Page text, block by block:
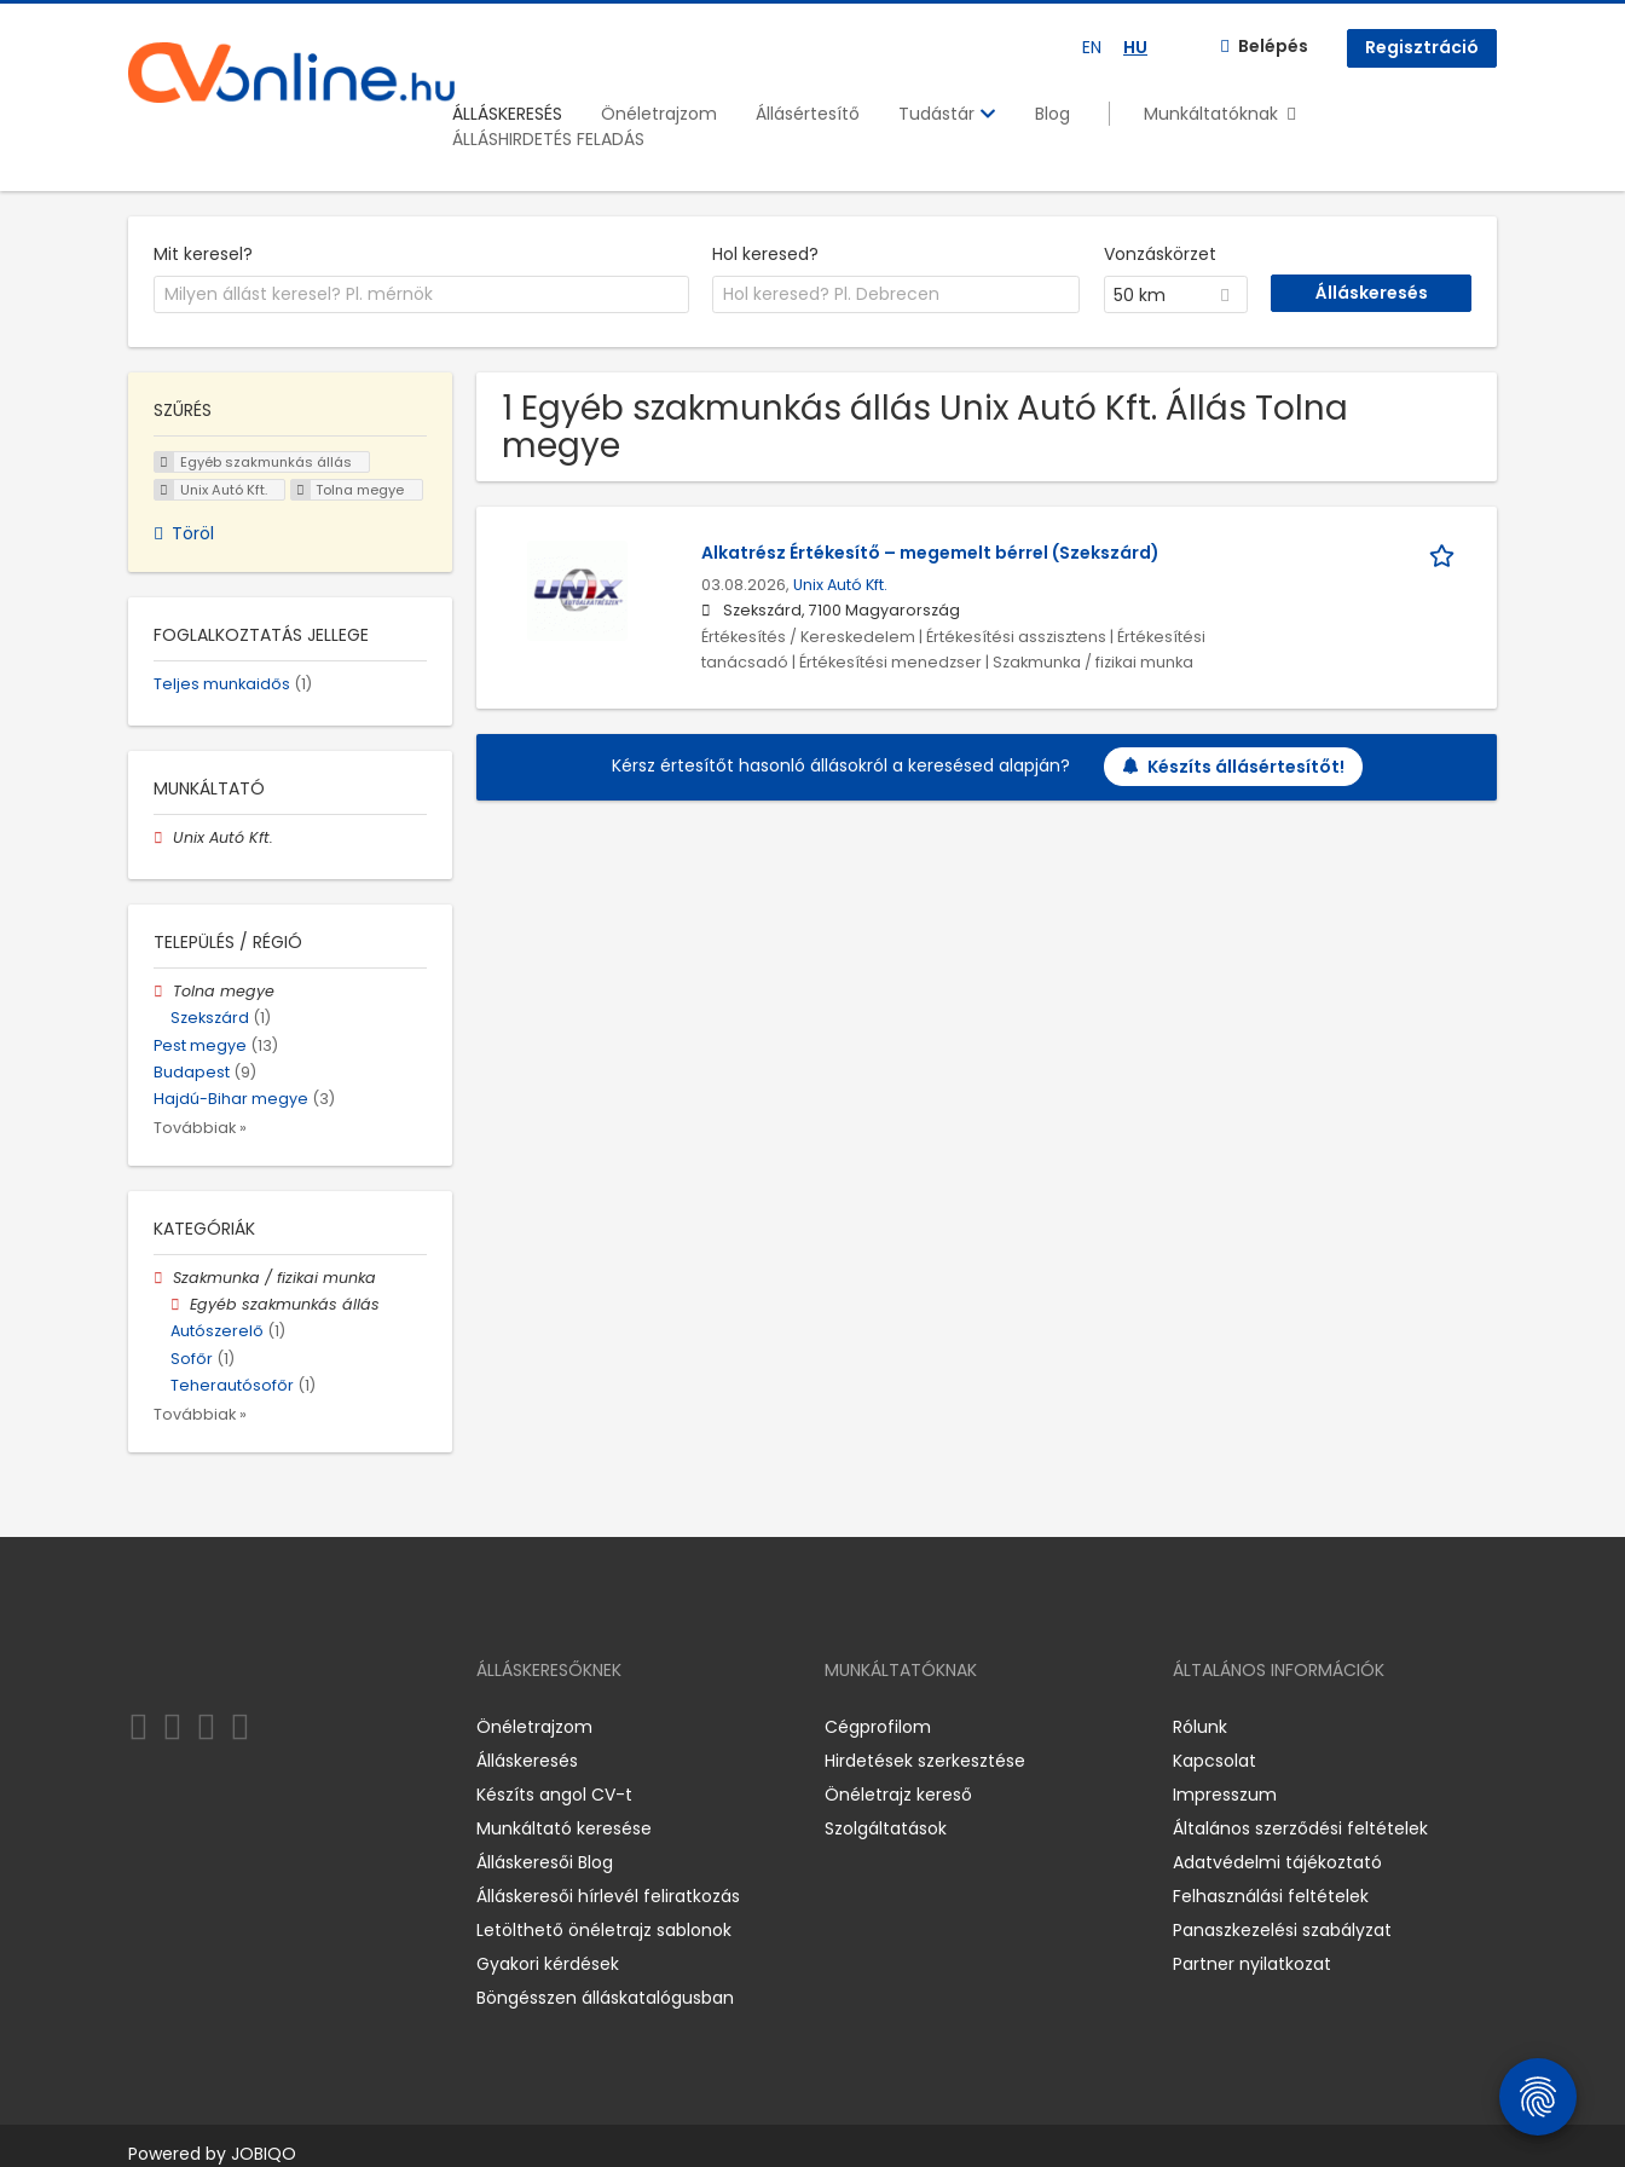
EN HU Belépés Regisztráció
ÁLLÁSKERESÉS Önéletrajzom Állásértesítő Tudástár Blog
Munkáltatóknak
ÁLLÁSHIRDETÉS FELADÁS
Mit keresel? Hol keresed?
Vonzáskörzet
50 km
1 Egyéb szakmunkás állás Unix Autó Kft. Állás Tolna
megye
Alkatrész Értékesítő – megemelt bérrel (Szekszárd)
03.08.2026, Unix Autó Kft.
Szekszárd, 7100 Magyarország
Értékesítés / Kereskedelem | Értékesítési asszisztens | Értékesítési
tanácsadó | Értékesítési menedzser | Szakmunka / fizikai munka
Kérsz értesítőt hasonló állásokról a keresésed alapján? Készíts állásértesítőt!
SZŰRÉS
Egyéb szakmunkás állás
Unix Autó Kft.
Tolna megye
Töröl
FOGLALKOZTATÁS JELLEGE
Teljes munkaidős (1)
MUNKÁLTATÓ
Unix Autó Kft.
TELEPÜLÉS / RÉGIÓ
Tolna megye
Szekszárd (1)
Pest megye (13)
Budapest (9)
Hajdú-Bihar megye (3)
Továbbiak »
KATEGÓRIÁK
Szakmunka / fizikai munka
Egyéb szakmunkás állás
Autószerelő (1)
Sofőr (1)
Teherautósofőr (1)
Továbbiak »
ÁLLÁSKERESŐKNEK
Önéletrajzom
Álláskeresés
Készíts angol CV-t
Munkáltató keresése
Álláskeresői Blog
Álláskeresői hírlevél feliratkozás
Letölthető önéletrajz sablonok
Gyakori kérdések
Böngésszen álláskatalógusban
MUNKÁLTATÓKNAK
Cégprofilom
Hirdetések szerkesztése
Önéletrajz kereső
Szolgáltatások
ÁLTALÁNOS INFORMÁCIÓK
Rólunk
Kapcsolat
Impresszum
Általános szerződési feltételek
Adatvédelmi tájékoztató
Felhasználási feltételek
Panaszkezelési szabályzat
Partner nyilatkozat
Powered by JOBIQO